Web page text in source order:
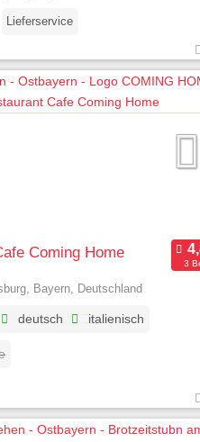
Lieferservice
Coming Home
3
Bayern, Deutschland
deutsch italienisch